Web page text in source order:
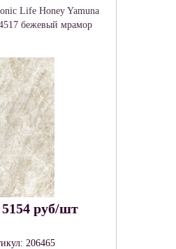
Life Honey Yamuna
бежевый мрамор
руб/шт
206465